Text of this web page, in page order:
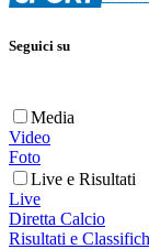
Seguici su
Media
Video
Foto
Live e Risultati
Live
Diretta Calcio
Risultati e